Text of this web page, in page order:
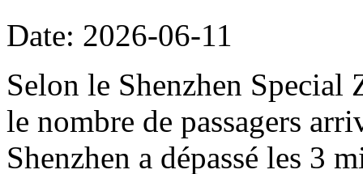
Date: 2026-06-11
Selon le Shenzhen
le nombre de passagers
Shenzhen a dépassé les 3